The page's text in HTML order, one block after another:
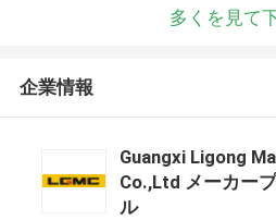
多くを見て
企業情報
Guangxi Ligong
Co.,Ltd メーカー
ル